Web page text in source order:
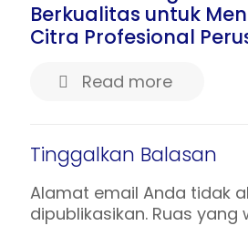
Berkualitas untuk
Citra Profesional
Read more
Tinggalkan Balasan
Alamat email Anda tidak
dipublikasikan. Ruas yang